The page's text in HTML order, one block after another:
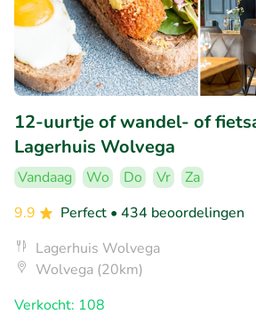
12-uurtje of wandel- of
Lagerhuis Wolvega
Vandaag Wo Do Vr
Za
9.9
Perfect • 434 beoordelingen
Lagerhuis Wolvega
Wolvega (20km)
Verkocht: 108